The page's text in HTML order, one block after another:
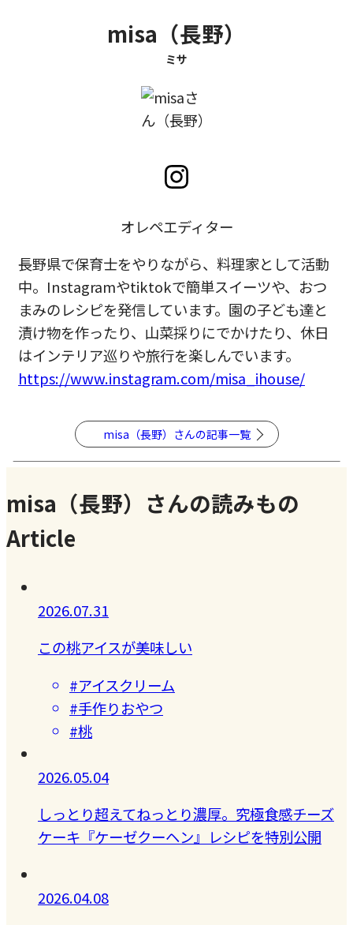
misa（長野）
ミサ
オレペエディター
長野県で保育士をやりながら、料理家として活動
中。Instagramやtiktokで簡単スイーツや、おつ
まみのレシピを発信しています。園の子ども達と
漬け物を作ったり、山菜採りにでかけたり、休日
はインテリア巡りや旅行を楽しんでいます。
https://www.instagram.com/misa_ihouse/
misa（長野）さんの記事一覧
misa（長野）さんの読みもの
Article
2026.07.31
この桃アイスが美味しい
#アイスクリーム
#手作りおやつ
#桃
2026.05.04
しっとり超えてねっとり濃厚。究極食感チーズ
ケーキ『ケーゼクーヘン』レシピを特別公開
2026.04.08